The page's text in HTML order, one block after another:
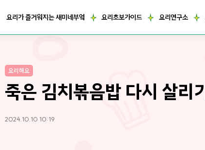
요리가 즐거워지는 새미네부엌 요리초보가이드 요리연구소
요리해요
죽은 김치볶음밥 다시 살리
2024.10.10 10:19